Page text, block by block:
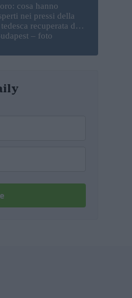
cosa hanno
nei pressi della
recuperata dal
– foto